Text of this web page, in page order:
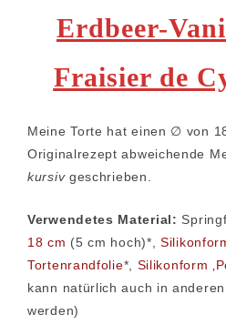
Erdbeer-
Fraisier de
Meine Torte hat einen ∅ von
Originalrezept abweichende
kursivgeschrieben.
Verwendetes Material:
18 cm (5 cm hoch)*,
Tortenrandfolie*, Silikonform
kann natürlich auch in
werden)